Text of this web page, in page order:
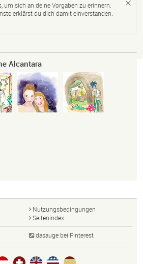
um sich an deine Vorgaben zu erinnern.
erklärst du dich damit einverstanden.
Alcantara
Nutzungsbedingungen
Seitenindex
dasauge bei Pinterest